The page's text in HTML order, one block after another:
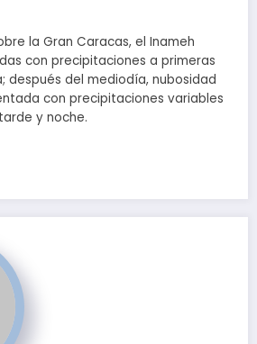
la Gran Caracas, el Inameh
con precipitaciones a primeras
después del mediodía, nubosidad
con precipitaciones variables
y noche.